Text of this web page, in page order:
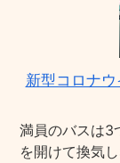
新型コロナ
満員のバスは3
を開けて換気